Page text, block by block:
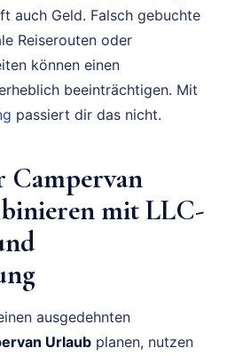
auch Geld. Falsch gebuchte
Reiserouten oder
können einen
beeinträchtigen. Mit
passiert dir das nicht.
Campervan
mit LLC-
ausgedehnten
Urlaub planen, nutzen